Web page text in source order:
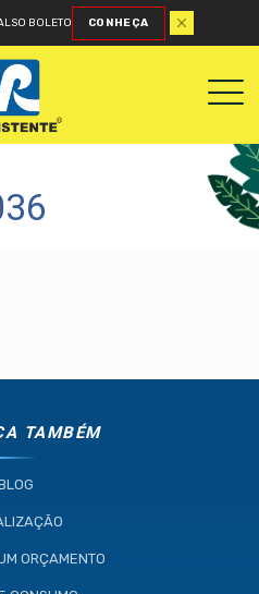
BOLETO CONHEÇA
TAMBÉM
ORÇAMENTO